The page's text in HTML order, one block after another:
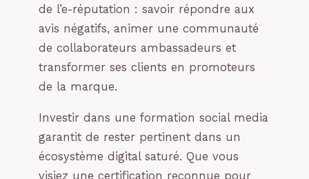
de l’e-réputation : savoir répondre aux
avis négatifs, animer une communauté
de collaborateurs ambassadeurs et
transformer ses clients en promoteurs
de la marque.
Investir dans une formation social media
garantit de rester pertinent dans un
écosystème digital saturé. Que vous
visiez une certification reconnue pour